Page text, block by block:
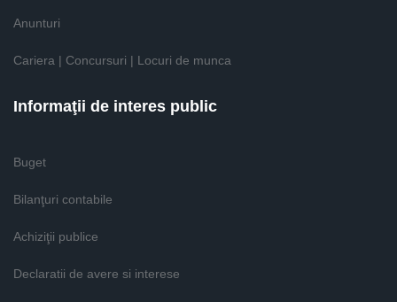
Anunturi
Cariera | Concursuri | Locuri de munca
Informaţii de interes public
Buget
Bilanţuri contabile
Achiziţii publice
Declaratii de avere si interese